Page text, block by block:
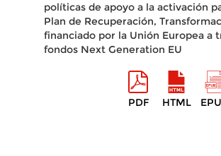
políticas de apoyo a la activación
Plan de Recuperación,
financiado por la Unión Europea a
fondos Next Generation EU
PDF HTML